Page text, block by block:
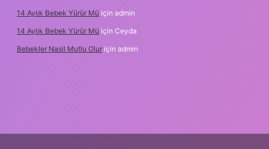
14 Aylık Bebek Yürür Mü için admin
14 Aylık Bebek Yürür Mü için Ceyda
Bebekler Nasil Mutlu Olur için admin